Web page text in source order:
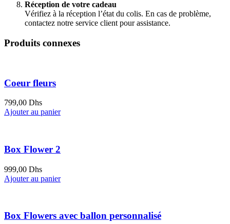
Réception de votre cadeau
Vérifiez à la réception l’état du colis. En cas de problème,
contactez notre service client pour assistance.
Produits connexes
Coeur fleurs
799,00 Dhs
Ajouter au panier
Box Flower 2
999,00 Dhs
Ajouter au panier
Box Flowers avec ballon personnalisé